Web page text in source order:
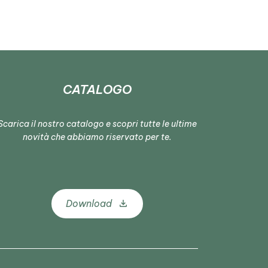
CATALOGO
il nostro catalogo e scopri tutte le ultime
novità che abbiamo riservato per te.
Download